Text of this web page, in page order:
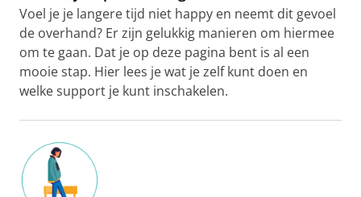
Voel je je langere tijd niet happy en neemt dit gevoel
de overhand? Er zijn gelukkig manieren om hiermee
om te gaan. Dat je op deze pagina bent is al een
mooie stap. Hier lees je wat je zelf kunt doen en
welke support je kunt inschakelen.